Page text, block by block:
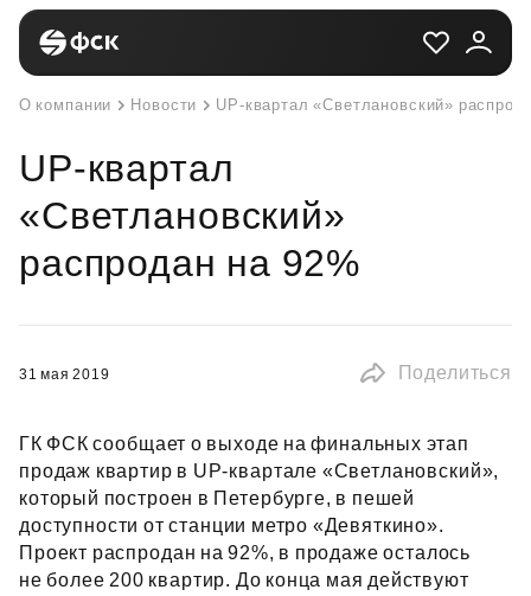
О компании Новости UP-квартал «Светлановский»
UP-квартал
«Светлановский»
распродан на 92%
31 мая 2019 Поделиться
ГК ФСК сообщает о выходе на финальных этап
продаж квартир в UP‑квартале «Светлановский»,
который построен в Петербурге, в пешей
доступности от станции метро «Девяткино».
Проект распродан на 92%, в продаже осталось
не более 200 квартир. До конца мая действуют